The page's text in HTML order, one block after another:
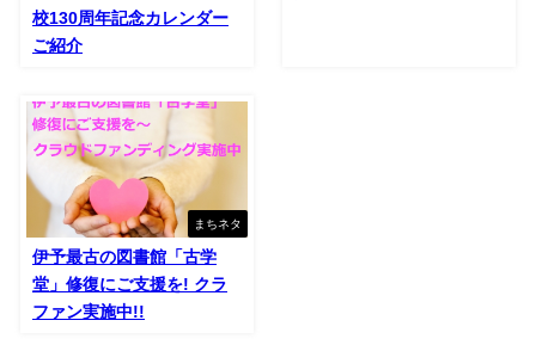
校130周年記念カレンダー
ご紹介
まちネタ
伊予最古の図書館「古学
堂」修復にご支援を! クラ
ファン実施中!!